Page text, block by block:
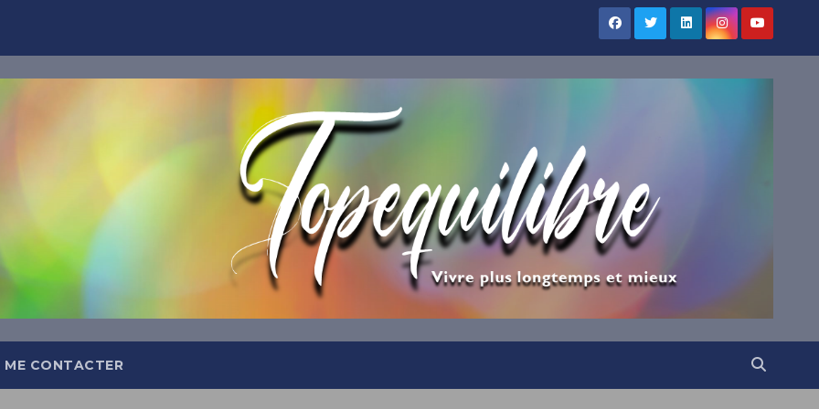
ME CONTACTER
TOPEQUILIBRE
Abonnez-vous !
Et recevez tous les jours dans votre boîte mail nos
meilleures inspirations.